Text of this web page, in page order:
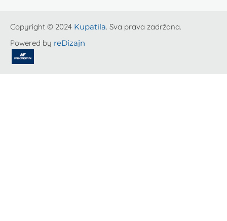
Copyright © 2024 Kupatila. Sva prava zadržana.
Powered by reDizajn